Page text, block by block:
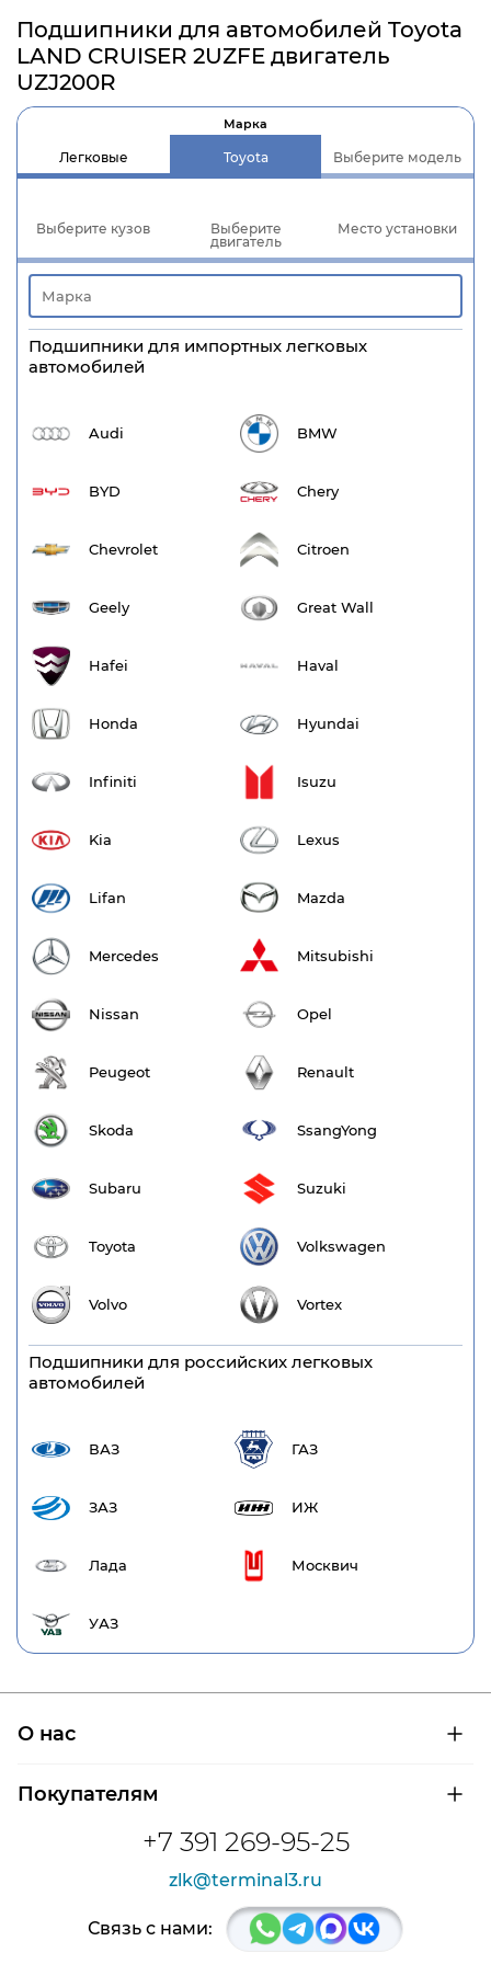
Подшипники для автомобилей Toyota
LAND CRUISER 2UZFE двигатель
UZJ200R
Легковые
Марка
Toyota Выберите модель
Выберите кузов
Выберите
двигатель
Место установки
Подшипники для импортных легковых
автомобилей
Audi BMW
BYD Chery
Chevrolet Citroen
Geely Great Wall
Hafei Haval
Honda Hyundai
Infiniti Isuzu
Kia Lexus
Lifan Mazda
Mercedes Mitsubishi
Nissan Opel
Peugeot Renault
Skoda SsangYong
Subaru Suzuki
Toyota Volkswagen
Volvo Vortex
Подшипники для российских легковых
автомобилей
ВАЗ ГАЗ
ЗАЗ ИЖ
Лада Москвич
УАЗ
+7 391 269-95-25
zlk@terminal3.ru
О нас
Сертификаты на продукцию
Покупателям
Доставка и оплата
Расшифровка маркировки подшипников
Связь с нами: